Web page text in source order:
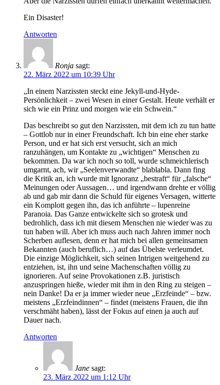
Ein Disaster!
Antworten
Ronja sagt:
22. März 2022 um 10:39 Uhr
„In einem Narzissten steckt eine Jekyll-und-Hyde-
Persönlichkeit – zwei Wesen in einer Gestalt. Heute verhält er
sich wie ein Prinz und morgen wie ein Schwein.“
Das beschreibt so gut den Narzissten, mit dem ich zu tun hatte
– Gottlob nur in einer Freundschaft. Ich bin eine eher starke
Person, und er hat sich erst versucht, sich an mich
ranzuhängen, um Kontakte zu „wichtigen“ Menschen zu
bekommen. Da war ich noch so toll, wurde schmeichlerisch
umgarnt, ach, wir „Seelenverwandte“ blablabla. Dann fing
die Kritik an, ich wurde mit Ignoranz „bestraft“ für „falsche“
Meinungen oder Aussagen… und irgendwann drehte er völlig
ab und gab mir dann die Schuld für eigenes Versagen, witterte
ein Komplott gegen ihn, das ich anführte – lupenreine
Paranoia. Das Ganze entwickelte sich so grotesk und
bedrohlich, dass ich mit diesem Menschen nie wieder was zu
tun haben will. Aber ich muss auch nach Jahren immer noch
Scherben auflesen, denn er hat mich bei allen gemeinsamen
Bekannten (auch beruflich…) auf das Übelste verleumdet.
Die einzige Möglichkeit, sich seinen Intrigen weitgehend zu
entziehen, ist, ihn und seine Machenschaften völlig zu
ignorieren. Auf seine Provokationen z.B. juristisch
anzuspringen hieße, wieder mit ihm in den Ring zu steigen –
nein Danke! Da er ja immer wieder neue „Erzfeinde“ – bzw.
meistens „Erzfeindinnen“ – findet (meistens Frauen, die ihn
verschmäht haben), lässt der Fokus auf einen ja auch auf
Dauer nach.
Antworten
Jane sagt:
23. März 2022 um 1:12 Uhr